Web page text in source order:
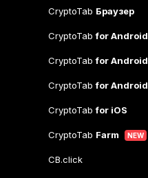
CryptoTab Браузер
CryptoTabfor Android
CryptoTabfor Android
CryptoTabfor Android
CryptoTabfor iOS
CryptoTab Farm NEW
CB.click